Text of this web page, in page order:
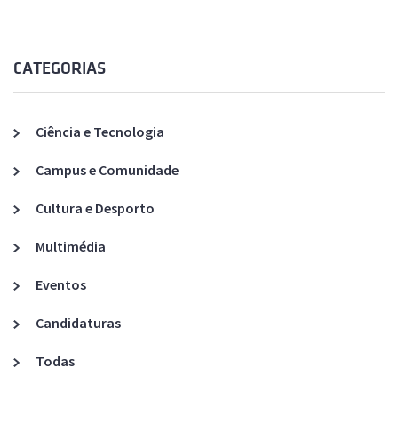
CATEGORIAS
Ciência e Tecnologia
Campus e Comunidade
Cultura e Desporto
Multimédia
Eventos
Candidaturas
Todas